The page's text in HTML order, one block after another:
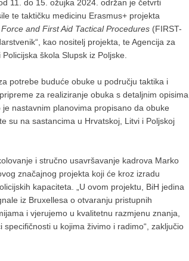
11. do 15. ožujka 2024. održan je četvrti
te taktičku medicinu Erasmus+ projekta
and First Aid Tactical Procedures (FIRST-
kao nositelj projekta, te Agencija za
škola Slupsk iz Poljske.
potrebe buduće obuke u području taktika i
za realiziranje obuka s detaljnim opisima
nastavnim planovima propisano da obuke
su na sastancima u Hrvatskoj, Litvi i Poljskoj
i stručno usavršavanje kadrova Marko
značajnog projekta koji će kroz izradu
kapaciteta. „U ovom projektu, BiH jedina
iz Bruxellesa o otvaranju pristupnih
i vjerujemo u kvalitetnu razmjenu znanja,
u kojima živimo i radimo“, zaključio